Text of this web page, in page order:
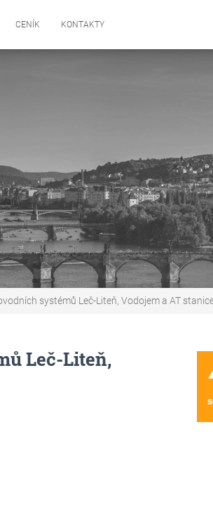
CENÍK KONTAKTY
systémů Leč-Liteň, Vodojem a AT
Leč-Liteň,